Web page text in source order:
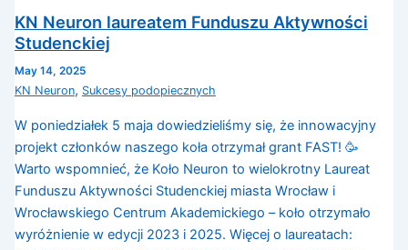
KN Neuron laureatem Funduszu Aktywności
Studenckiej
May 14, 2025
KN Neuron, Sukcesy podopiecznych
W poniedziałek 5 maja dowiedzieliśmy się, że innowacyjny
projekt członków naszego koła otrzymał grant FAST! 🥳
Warto wspomnieć, że Koło Neuron to wielokrotny Laureat
Funduszu Aktywności Studenckiej miasta Wrocław i
Wrocławskiego Centrum Akademickiego – koło otrzymało
wyróżnienie w edycji 2023 i 2025. Więcej o laureatach: